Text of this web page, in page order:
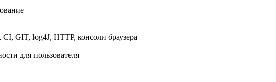
GIT, log4J, HTTP, консоли браузера
для пользователя